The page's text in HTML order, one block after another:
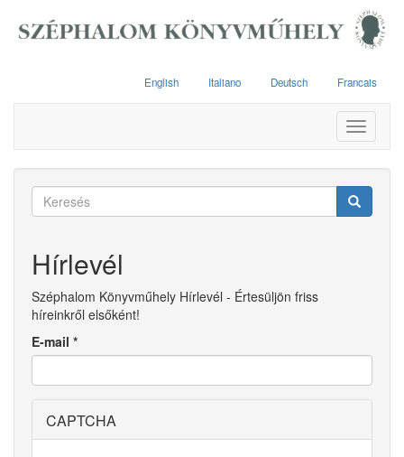
English Italiano Deutsch Francais
Toggle
Keresés
Hírlevél
Széphalom Könyvműhely Hírlevél - Értesüljön friss
híreinkről elsőként!
E-mail *
CAPTCHA